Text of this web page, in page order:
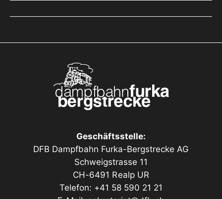
Geschäftsstelle:
DFB Dampfbahn Furka-Bergstrecke AG
Schweigstrasse 11
CH-6491 Realp UR
Telefon: +41 58 590 21 21